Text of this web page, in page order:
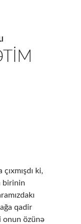
ki,
birinin
qadir
onun özünə